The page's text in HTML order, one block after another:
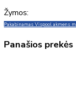
Žymos:
Pakabinamas Vispool akmens
Panašios prekės